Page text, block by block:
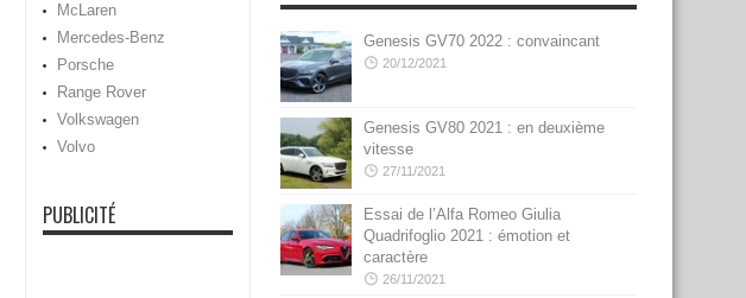
McLaren
Mercedes-Benz
Porsche
Range Rover
Volkswagen
Volvo
PUBLICITÉ
Genesis GV70 2022 : convaincant
20/12/2021
Genesis GV80 2021 : en deuxième
vitesse
27/11/2021
Essai de l’Alfa Romeo Giulia
Quadrifoglio 2021 : émotion et
caractère
26/11/2021